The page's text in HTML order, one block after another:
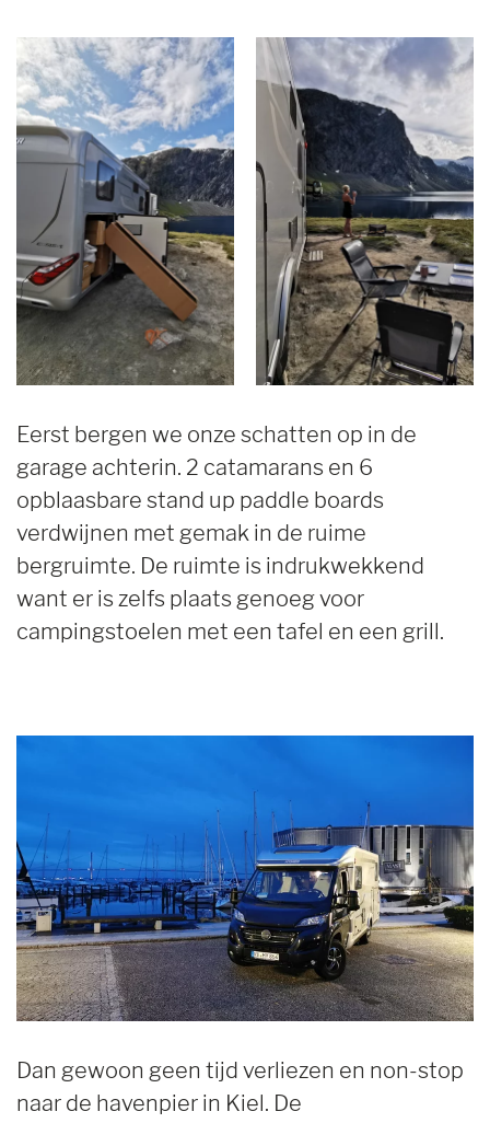
Eerst bergen we onze schatten op in de
garage achterin. 2 catamarans en 6
opblaasbare stand up paddle boards
verdwijnen met gemak in de ruime
bergruimte. De ruimte is indrukwekkend
want er is zelfs plaats genoeg voor
campingstoelen met een tafel en een grill.
Dan gewoon geen tijd verliezen en non-stop
naar de havenpier in Kiel. De